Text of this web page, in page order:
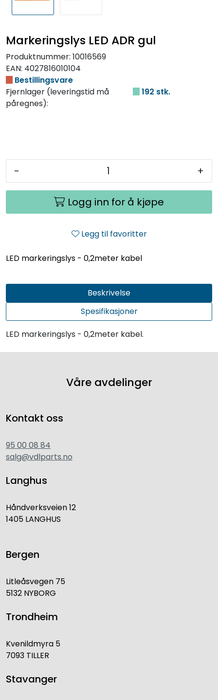
Markeringslys LED ADR gul
Produktnummer: 10016569
EAN: 4027816010104
Bestillingsvare
Fjernlager (leveringstid må
påregnes):
192 stk.
- +
Logg inn for å kjøpe
Legg til favoritter
LED markeringslys - 0,2meter kabel
Beskrivelse
Spesifikasjoner
LED markeringslys - 0,2meter kabel.
Våre avdelinger
Kontakt oss
95 00 08 84
salg@vdlparts.no
Langhus
Håndverksveien 12
1405 LANGHUS
Bergen
Litleåsvegen 75
5132 NYBORG
Trondheim
Kvenildmyra 5
7093 TILLER
Stavanger